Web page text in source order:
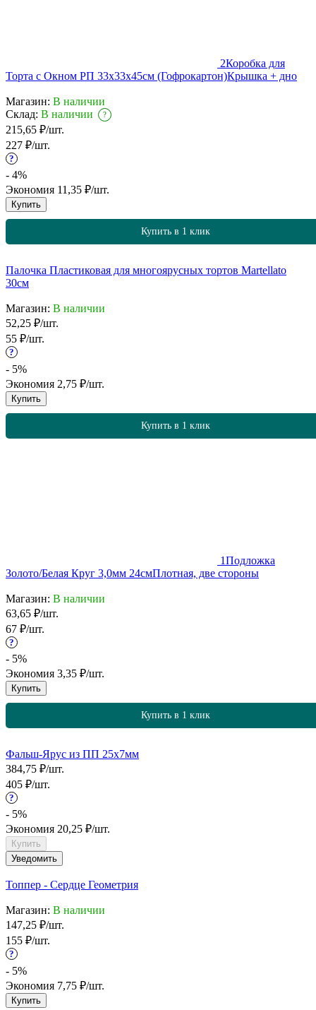
2Коробка для
Торта с Окном РП 33х33х45см (Гофрокартон)Крышка + дно
Магазин: В наличии
Склад: В наличии ?
215,65 ₽/шт.
227 ₽/шт.
?
- 4%
Экономия 11,35 ₽/шт.
Купить
Купить в 1 клик
Палочка Пластиковая для многоярусных тортов Martellato
30см
Магазин: В наличии
52,25 ₽/шт.
55 ₽/шт.
?
- 5%
Экономия 2,75 ₽/шт.
Купить
Купить в 1 клик
1Подложка
Золото/Белая Круг 3,0мм 24смПлотная, две стороны
Магазин: В наличии
63,65 ₽/шт.
67 ₽/шт.
?
- 5%
Экономия 3,35 ₽/шт.
Купить
Купить в 1 клик
Фальш-Ярус из ПП 25х7мм
384,75 ₽/шт.
405 ₽/шт.
?
- 5%
Экономия 20,25 ₽/шт.
Купить
Уведомить
Топпер - Сердце Геометрия
Магазин: В наличии
147,25 ₽/шт.
155 ₽/шт.
?
- 5%
Экономия 7,75 ₽/шт.
Купить